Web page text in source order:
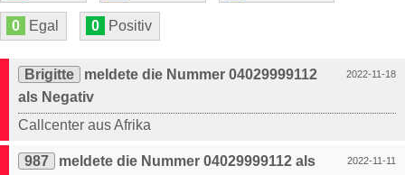
0 Egal 0 Positiv
2022-11-18
Brigitte
meldete die Nummer 04029999112
als Negativ
Callcenter aus Afrika
2022-11-11
987
meldete die Nummer 04029999112 als